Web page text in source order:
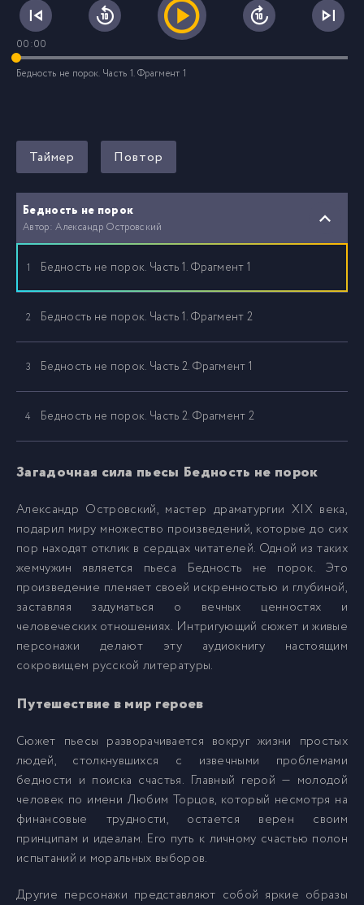
00:00
Бедность не порок. Часть 1. Фрагмент 1
Таймер Повтор
Бедность не порок
Автор: Александр Островский
1 Бедность не порок. Часть 1. Фрагмент 1
2 Бедность не порок. Часть 1. Фрагмент 2
3 Бедность не порок. Часть 2. Фрагмент 1
4 Бедность не порок. Часть 2. Фрагмент 2
Загадочная сила пьесы Бедность не порок
Александр Островский, мастер драматургии XIX века,
подарил миру множество произведений, которые до сих
пор находят отклик в сердцах читателей. Одной из таких
жемчужин является пьеса Бедность не порок. Это
произведение пленяет своей искренностью и глубиной,
заставляя задуматься о вечных ценностях и
человеческих отношениях. Интригующий сюжет и живые
персонажи делают эту аудиокнигу настоящим
сокровищем русской литературы.
Путешествие в мир героев
Сюжет пьесы разворачивается вокруг жизни простых
людей, столкнувшихся с извечными проблемами
бедности и поиска счастья. Главный герой — молодой
человек по имени Любим Торцов, который несмотря на
финансовые трудности, остается верен своим
принципам и идеалам. Его путь к личному счастью полон
испытаний и моральных выборов.
Другие персонажи представляют собой яркие образы